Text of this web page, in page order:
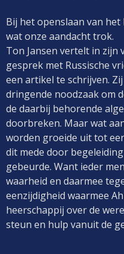
Bij het openslaan van
wat onze aandacht trok.
Ton Jansen vertelt in zijn
gesprek met Russische
een artikel te schrijven.
dringende noodzaak om
de daarbij behorende
doorbreken. Maar wat
worden groeide uit tot
dit mede door
gebeurde. Want ieder
waarheid en daarmee
eenzijdigheid waarmee
heerschappij over de
steun en hulp vanuit de